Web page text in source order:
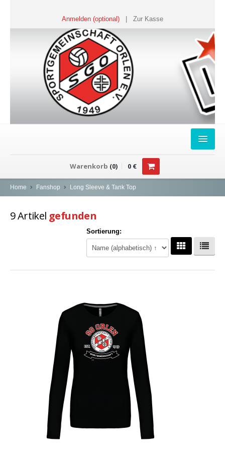
Anmelden (optional) Zur Kasse
FANSHOP
T-Shirts
Kochen & Grillen
Polo`s & Hemden
Wimpel & Fanschal & Schirme
Kappen & Mützen
Alles fürs Bad
Leinwände und Kissen
Alles für die Kids
Long Sleeve & Tank Top
Warenkorb (0) 0€
Home Fanshop Long Sleeve & Tank Top
9Artikel gefunden
Sortierung: